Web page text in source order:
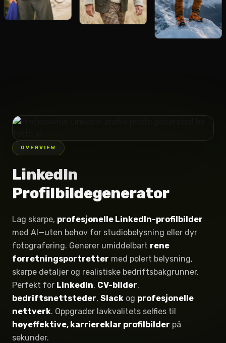
OVERVIEW
LinkedIn
Profilbildegenerator
Lag skarpe, profesjonelle LinkedIn-profilbilder
med AI—uten behov for studiobelysning eller dyr
fotografering. Generer umiddelbart rene
forretningsportretter med polert belysning,
skarpe detaljer og realistiske bedriftsbakgrunner.
Perfekt for LinkedIn, CV-bilder,
bedriftsnettsteder, Slack og profesjonelle
nettverk. Oppgrader lavkvalitets selfies til
høyeffektive, karriereklar profilbilder på
sekunder.